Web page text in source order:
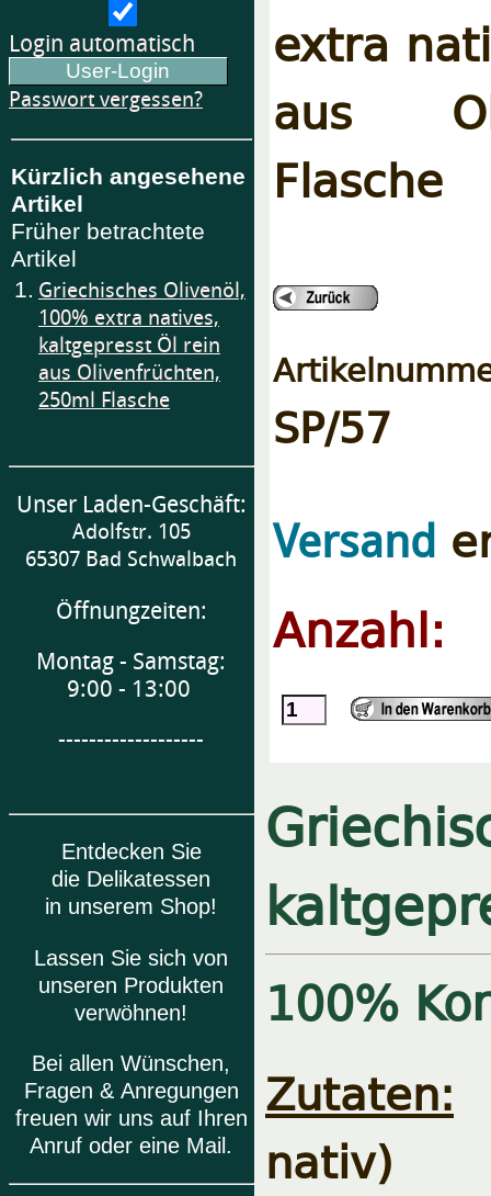
Login automatisch
Passwort vergessen?
Kürzlich angesehene
Artikel
Früher betrachtete
Artikel
1. Griechisches Olivenöl,
100% extra natives,
kaltgepresst Öl rein
aus Olivenfrüchten,
250ml Flasche
Unser Laden-Geschäft:
Adolfstr. 105
65307 Bad Schwalbach
Öffnungzeiten:
Montag - Samstag:
9:00 - 13:00
-------------------
Entdecken Sie
die Delikatessen
in unserem Shop!
Lassen Sie sich von
unseren Produkten
verwöhnen!
Bei allen Wünschen,
Fragen & Anregungen
freuen wir uns auf Ihren
Anruf oder eine Mail.
extra
aus
Flasche
SP/57
Versand
Anzahl:
100%
Zutaten:
nativ)